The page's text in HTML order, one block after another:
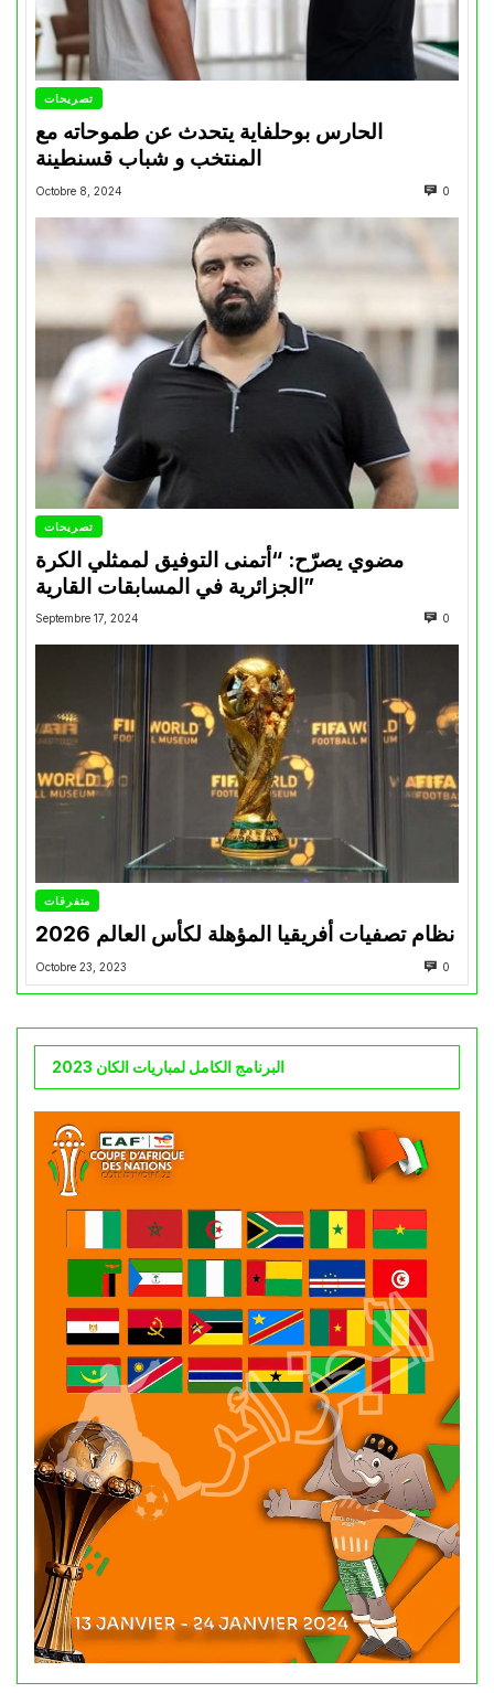
تصريحات
الحارس بوحلفاية يتحدث عن طموحاته مع
المنتخب و شباب قسنطينة
Octobre 8, 2024 0
تصريحات
مضوي يصرّح: “أتمنى التوفيق لممثلي الكرة
الجزائرية في المسابقات القارية”
Septembre 17, 2024 0
متفرقات
نظام تصفيات أفريقيا المؤهلة لكأس العالم 2026
Octobre 23, 2023 0
البرنامج الكامل لمباريات الكان 2023